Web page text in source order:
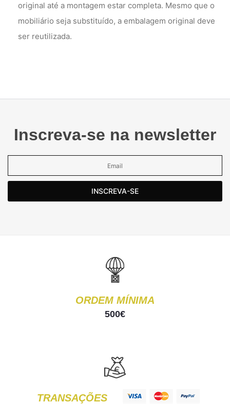
original até a montagem estar completa. Mesmo que o
mobiliário seja substituído, a embalagem original deve
ser reutilizada.
Inscreva-se na newsletter
INSCREVA-SE
ORDEM MÍNIMA
500€
TRANSAÇÕES